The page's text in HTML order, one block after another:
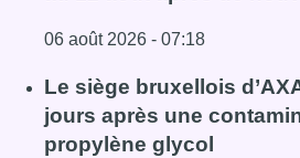
06 août 2026 - 07:18
Lire l'article Centre Fedasil à
Le siège bruxellois
jours après une
propylène glycol